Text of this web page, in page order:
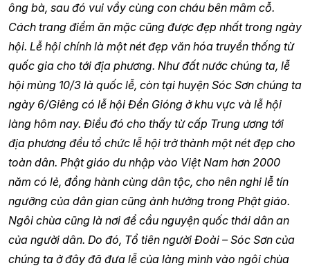
ông bà, sau đó vui vầy cùng con cháu bên mâm cỗ.
Cách trang điểm ăn mặc cũng được đẹp nhất trong ngày
hội. Lễ hội chính là một nét đẹp văn hóa truyền thống từ
quốc gia cho tới địa phương. Như đất nước chúng ta, lễ
hội mùng 10/3 là quốc lễ, còn tại huyện Sóc Sơn chúng ta
ngày 6/Giêng có lễ hội Đền Gióng ở khu vực và lễ hội
làng hôm nay. Điều đó cho thấy từ cấp Trung ương tới
địa phương đều tổ chức lễ hội trở thành một nét đẹp cho
toàn dân. Phật giáo du nhập vào Việt Nam hơn 2000
năm có lẻ, đồng hành cùng dân tộc, cho nên nghi lễ tín
ngưỡng của dân gian cũng ảnh hưởng trong Phật giáo.
Ngôi chùa cũng là nơi để cầu nguyện quốc thái dân an
của người dân. Do đó, Tổ tiên người Đoài – Sóc Sơn của
chúng ta ở đây đã đưa lễ của làng mình vào ngôi chùa